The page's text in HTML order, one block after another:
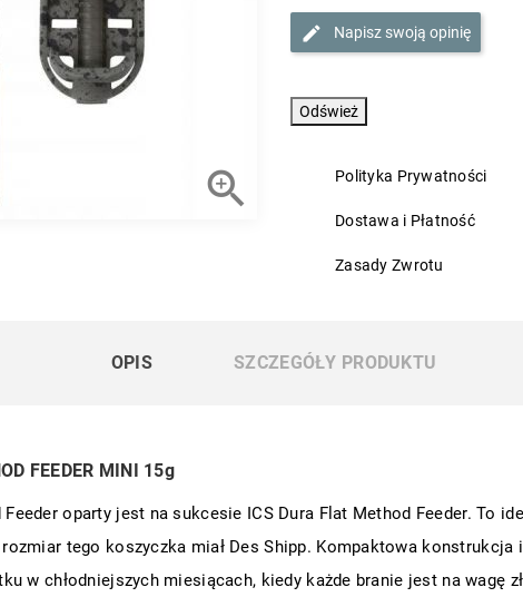

Napisz swoją opinię
Polityka Prywatności
Dostawa i Płatność
Zasady Zwrotu
OPIS SZCZEGÓŁY PRODUKTU
FEEDER MINI 15g
oparty jest na sukcesie ICS Dura Flat Method Feeder. To
tego koszyczka miał Des Shipp. Kompaktowa konstrukcja
w chłodniejszych miesiącach, kiedy każde branie jest na wagę